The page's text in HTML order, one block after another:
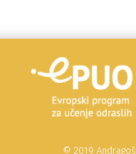
© 2019